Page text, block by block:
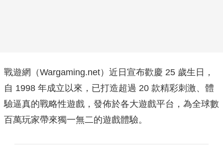
戰遊網（Wargaming.net）近日宣布歡慶 25 歲生日，
自 1998 年成立以來，已打造超過 20 款精彩刺激、體
驗逼真的戰略性遊戲，發佈於各大遊戲平台，為全球數
百萬玩家帶來獨一無二的遊戲體驗。